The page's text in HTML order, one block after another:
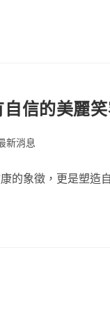
信的美麗
新消息
的象徵，更是塑造